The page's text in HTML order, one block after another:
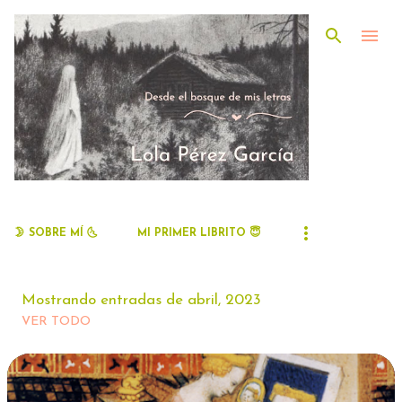
Ir al contenido principal
🌛 SOBRE MÍ 🌜 MI PRIMER LIBRITO 😇
Mostrando entradas de abril, 2023
VER TODO
E